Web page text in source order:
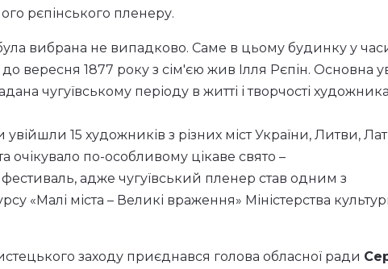
рєпінського пленеру.
вибрана не випадково. Саме в цьому будинку у
вересня 1877 року з сім'єю жив Ілля Рєпін. Основна
чугуївському періоду в житті і творчості
15 художників з різних міст України, Литви,
очікувало по-особливому цікаве свято –
адже чугуївський пленер став одним з
«Малі міста – Великі враження» Міністерства
заходу приєднався голова обласної ради